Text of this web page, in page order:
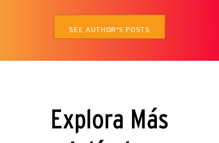
SEE AUTHOR'S POSTS
Explora Más